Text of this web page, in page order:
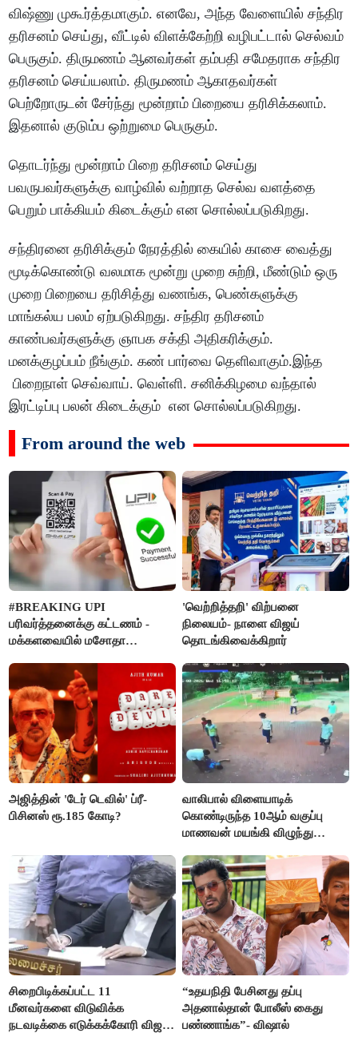
விஷ்ணு முகூர்த்தமாகும். எனவே, அந்த வேளையில் சந்திர
தரிசனம் செய்து, வீட்டில் விளக்கேற்றி வழிபட்டால் செல்வம்
பெருகும். திருமணம் ஆனவர்கள் தம்பதி சமேதராக சந்திர
தரிசனம் செய்யலாம். திருமணம் ஆகாதவர்கள்
பெற்றோருடன் சேர்ந்து மூன்றாம் பிறையை தரிசிக்கலாம்.
இதனால் குடும்ப ஒற்றுமை பெருகும்.
தொடர்ந்து மூன்றாம் பிறை தரிசனம் செய்து
பவருபவர்களுக்கு வாழ்வில் வற்றாத செல்வ வளத்தை
பெறும் பாக்கியம் கிடைக்கும் என சொல்லப்படுகிறது.
சந்திரனை தரிசிக்கும் நேரத்தில் கையில் காசை வைத்து
மூடிக்கொண்டு வலமாக மூன்று முறை சுற்றி, மீண்டும் ஒரு
முறை பிறையை தரிசித்து வணங்க, பெண்களுக்கு
மாங்கல்ய பலம் ஏற்படுகிறது. சந்திர தரிசனம்
காண்பவர்களுக்கு ஞாபக சக்தி அதிகரிக்கும்.
மனக்குழப்பம் நீங்கும். கண் பார்வை தெளிவாகும்.இந்த
பிறைநாள் செவ்வாய். வெள்ளி. சனிக்கிழமை வந்தால்
இரட்டிப்பு பலன் கிடைக்கும் என சொல்லப்படுகிறது.
From around the web
#BREAKING UPI
பரிவர்த்தனைக்கு கட்டணம் -
மக்களவையில் மசோதா
'வெற்றித்தறி' விற்பனை
நிலையம்- நாளை விஜய்
தொடங்கிவைக்கிறார்
அஜித்தின் 'டேர் டெவில்' ப்ரீ-
பிசினஸ் ரூ.185 கோடி?
வாலிபால் விளையாடிக்
கொண்டிருந்த 10ஆம் வகுப்பு
மாணவன் மயங்கி விழுந்து
சிறைபிடிக்கப்பட்ட 11
மீனவர்களை விடுவிக்க
நடவடிக்கை எடுக்கக்கோரி விஜய்
“உதயநிதி பேசினது தப்பு
அதனால்தான் போலீஸ் கைது
பண்ணாங்க”- விஷால்